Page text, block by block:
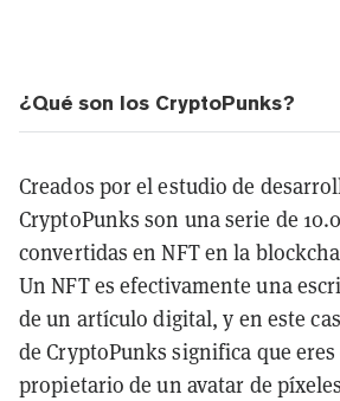
¿Qué son los CryptoPunks?
Creados por el estudio de
CryptoPunks son una serie de
convertidas en NFT en la
Un NFT es efectivamente una
de un artículo digital, y en este
de CryptoPunks significa que
propietario de un avatar de